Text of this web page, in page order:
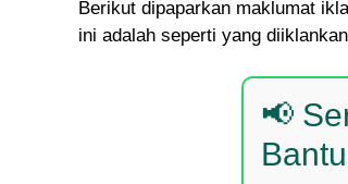
Berikut dipaparkan maklumat
ini adalah seperti yang
📢